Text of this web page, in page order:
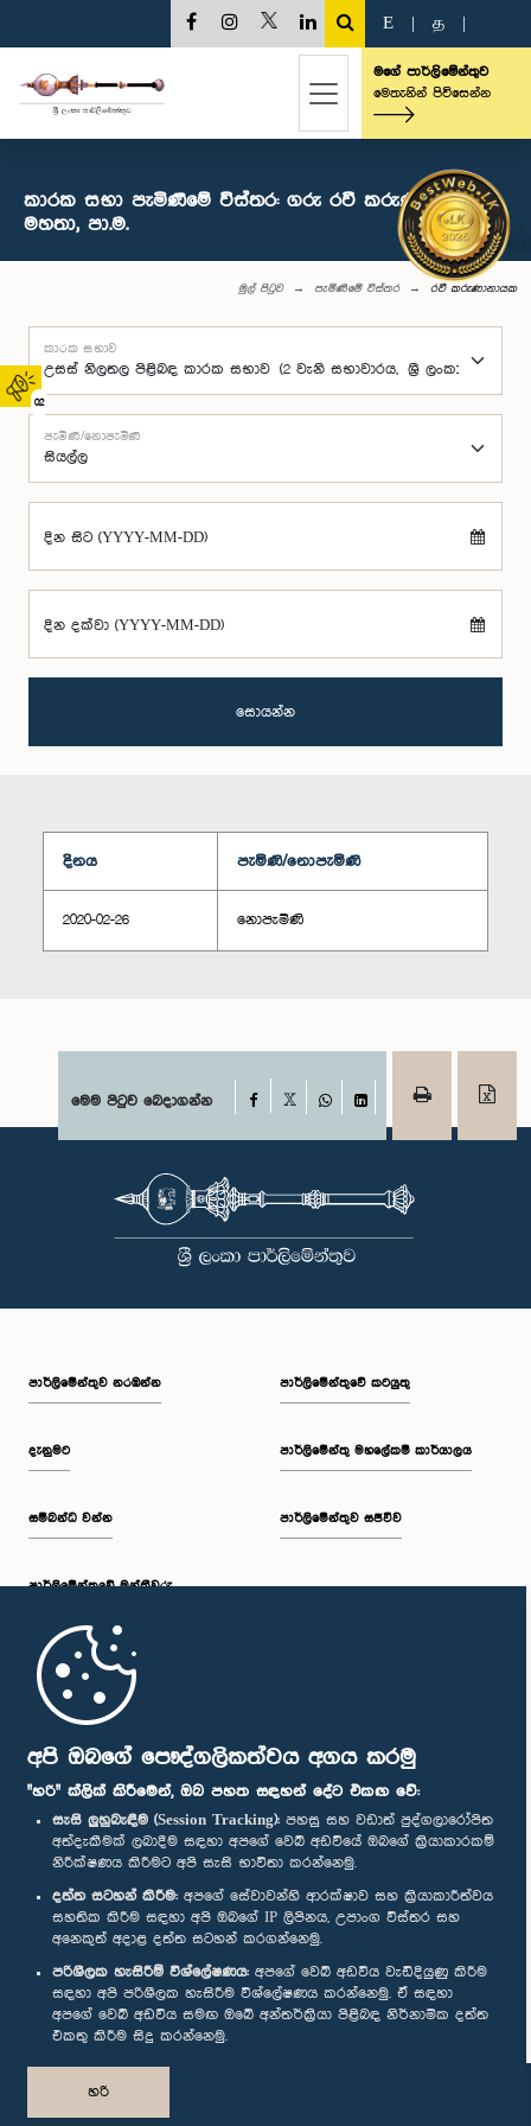
අපි ඔබගේ පෞද්ගලිකත්වය අගය කරමු
"හරි" ක්ලික් කිරීමෙන්, ඔබ පහත සඳහන් දේට එකඟ වේ:
සැසි ලුහුබැඳීම (Session Tracking): පහසු සහ වඩාත් පුද්ගලාරෝපිත
අත්දැකීමක් ලබාදීම සඳහා අපගේ වෙබ් අඩවියේ ඔබගේ ක්‍රියාකාරකම්
නිරීක්ෂණය කිරීමට අපි සැසි භාවිතා කරන්නෙමු.
දත්ත සටහන් කිරීම: අපගේ සේවාවන්හි ආරක්ෂාව සහ ක්‍රියාකාරීත්වය
සහතික කිරීම සඳහා අපි ඔබගේ IP ලිපිනය, උපාංග විස්තර සහ
අනෙකුත් අදාළ දත්ත සටහන් කරගන්නෙමු.
පරිශීලක හැසිරීම් විශ්ලේෂණය: අපගේ වෙබ් අඩවිය වැඩිදියුණු කිරීම
සඳහා අපි පරිශීලක හැසිරීම විශ්ලේෂණය කරන්නෙමු. ඒ සඳහා
අපගේ වෙබ් අඩවිය සමඟ ඔබේ අන්තර්ක්‍රියා පිළිබඳ නිර්නාමික දත්ත
එකතු කිරීම සිදු කරන්නෙමු.
හරි
02
E த
මගේ පාර්ලිමේන්තුව
මෙතැනින් පිවිසෙන්න
කාරක සභා පැමිණීමේ විස්තර: ගරු රවී කරුණානායක
මහතා, පා.ම.
මුල් පිටුව පැමිණීමේ විස්තර රවී කරුණානායක
කාරක සභාව
පැමිණි/නොපැමිණි
දින සිට (YYYY-MM-DD)
දින දක්වා (YYYY-MM-DD)
සොයන්න
දිනය පැමිණි/නොපැමිණි
2020-02-26 නොපැමිණි
මෙම පිටුව බෙදාගන්න Facebook
WhatsAppLinkedIn
පාර්ලි‌මේන්තුව නරඹන්න
දැනුමට
සම්බන්ධ වන්න
පාර්ලි‌මේන්තුවේ මන්ත්‍රීවරු
මුල් පිටුව
පාර්ලිමේන්තුවේ කටයුතු
පාර්ලිමේන්තු මහලේකම් කාර්යාලය
පාර්ලිමේන්තුව සජීවීව
පාර්ලිමේන්තු ජංගම යෙදුම
අප හා සම්බන්ධ වී සිටින්න :
සම්මාන
පෞද්ගලිකත්ව ප්‍රතිපත්තිය